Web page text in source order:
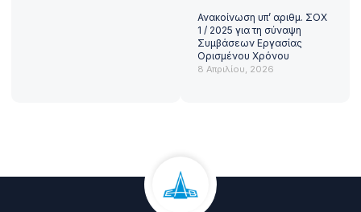
Ανακοίνωση υπ’ αριθμ. ΣΟΧ
1 / 2025 για τη σύναψη
Συμβάσεων Εργασίας
Ορισμένου Χρόνου
8 Απριλίου, 2026